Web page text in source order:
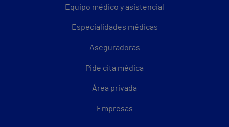
Equipo médico y asistencial
Especialidades médicas
Aseguradoras
Pide cita médica
Área privada
Empresas